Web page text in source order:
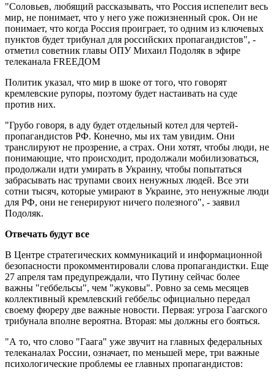
"Соловьев, любящий рассказывать, что Россия испепелит весь
мир, не понимает, что у него уже пожизненный срок. Он не
понимает, что когда Россия проиграет, то одним из ключевых
пунктов будет трибунал для российских пропагандистов", -
отметил советник главы ОПУ Михаил Подоляк в эфире
телеканала FREEДOM
Политик указал, что мир в шоке от того, что говорят
кремлевские рупоры, поэтому будет настаивать на суде
против них.
"Грубо говоря, в аду будет отдельный котел для чертей-
пропагандистов РФ. Конечно, мы их там увидим. Они
транслируют не прозрение, а страх. Они хотят, чтобы люди, не
понимающие, что происходит, продолжали мобилизоваться,
продолжали идти умирать в Украину, чтобы попытаться
забрасывать нас трупами своих ненужных людей. Все эти
сотни тысяч, которые умирают в Украине, это ненужные люди
для РФ, они не генерируют ничего полезного", - заявил
Подоляк.
Отвечать будут все
В Центре стратегических коммуникаций и информационной
безопасности прокомментировали слова пропагандистки. Еще
27 апреля там предупреждали, что Путину сейчас более
важны "геббельсы", чем "жуковы". Ровно за семь месяцев
коллективный кремлевский геббельс официально передал
своему фюреру две важные новости. Первая: угроза Гаагского
трибунала вполне вероятна. Вторая: мы должны его бояться.
"А то, что слово "Гаага" уже звучит на главных федеральных
телеканалах России, означает, по меньшей мере, три важные
психологические проблемы ее главных пропагандистов: